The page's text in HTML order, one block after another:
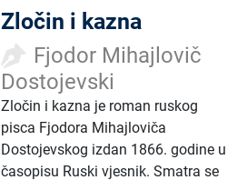
Zločin i kazna
Fjodor Mihajlovič
Dostojevski
Zločin i kazna je roman ruskog
pisca Fjodora Mihajloviča
Dostojevskog izdan 1866. godine u
časopisu Ruski vjesnik. Smatra se